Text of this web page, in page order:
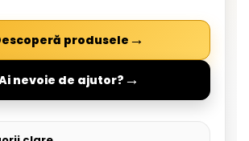
produsele →
nevoie de ajutor? →